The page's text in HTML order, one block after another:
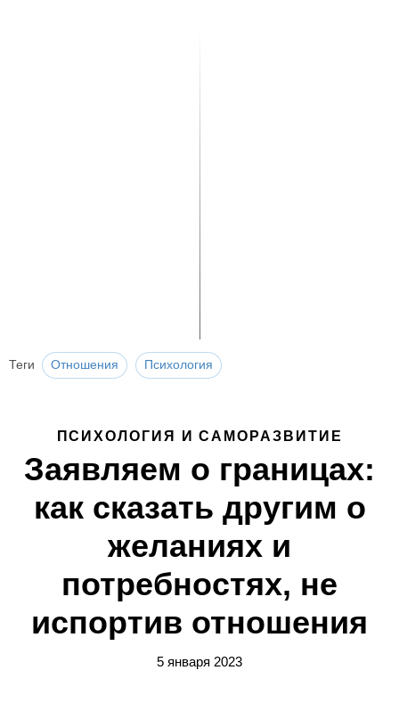
Теги Отношения Психология
ПСИХОЛОГИЯ И САМОРАЗВИТИЕ
Заявляем о границах:
как сказать другим о
желаниях и
потребностях, не
испортив отношения
5 января 2023